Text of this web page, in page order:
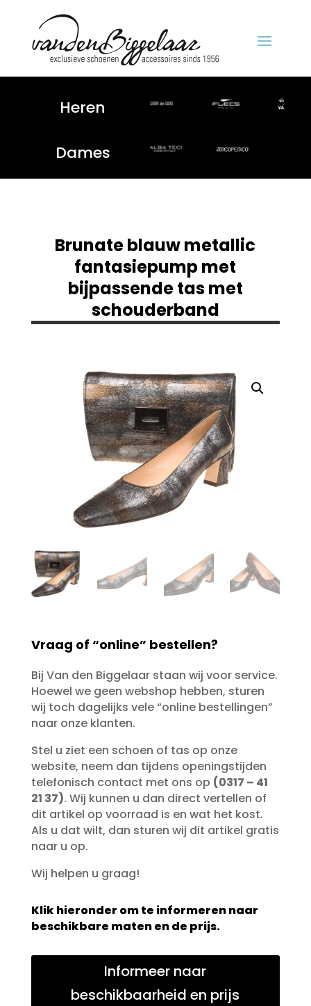
Heren
Dames
Brunate blauw metallic
fantasiepump met
bijpassende tas met
schouderband
Vraag of “online” bestellen?
Bij Van den Biggelaar staan wij voor service.
Hoewel we geen webshop hebben, sturen
wij toch dagelijks vele “online bestellingen”
naar onze klanten.
Stel u ziet een schoen of tas op onze
website, neem dan tijdens openingstijden
telefonisch contact met ons op (0317 – 41
21 37). Wij kunnen u dan direct vertellen of
dit artikel op voorraad is en wat het kost.
Als u dat wilt, dan sturen wij dit artikel gratis
naar u op.
Wij helpen u graag!
Klik hieronder om te informeren naar
beschikbare maten en de prijs.
Informeer naar
beschikbaarheid en prijs